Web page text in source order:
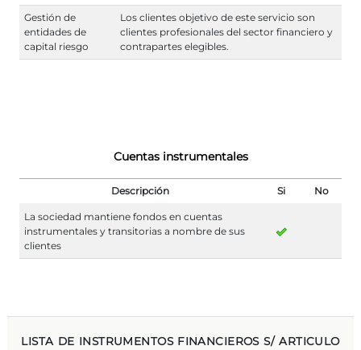
Gestión de
entidades de
capital riesgo
Los clientes objetivo de este servicio son
clientes profesionales del sector financiero y
contrapartes elegibles.
Cuentas instrumentales
Descripción Si No
La sociedad mantiene fondos en cuentas
instrumentales y transitorias a nombre de sus
clientes
LISTA DE INSTRUMENTOS FINANCIEROS S/ ARTICULO